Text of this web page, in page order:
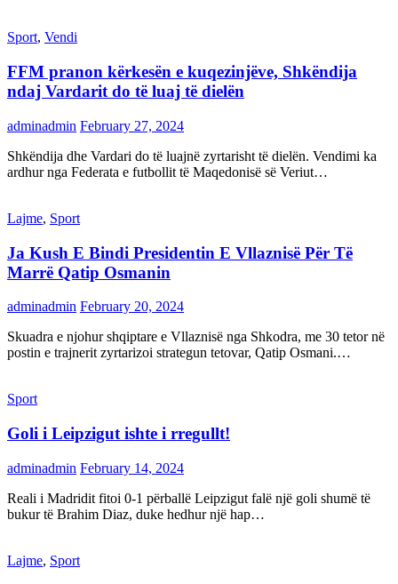
Sport, Vendi
FFM pranon kërkesën e kuqezinjëve, Shkëndija
ndaj Vardarit do të luaj të dielën
adminadmin February 27, 2024
Shkëndija dhe Vardari do të luajnë zyrtarisht të dielën. Vendimi ka
ardhur nga Federata e futbollit të Maqedonisë së Veriut…
Lajme, Sport
Ja Kush E Bindi Presidentin E Vllaznisë Për Të
Marrë Qatip Osmanin
adminadmin February 20, 2024
Skuadra e njohur shqiptare e Vllaznisë nga Shkodra, me 30 tetor në
postin e trajnerit zyrtarizoi strategun tetovar, Qatip Osmani.…
Sport
Goli i Leipzigut ishte i rregullt!
adminadmin February 14, 2024
Reali i Madridit fitoi 0-1 përballë Leipzigut falë një goli shumë të
bukur të Brahim Diaz, duke hedhur një hap…
Lajme, Sport